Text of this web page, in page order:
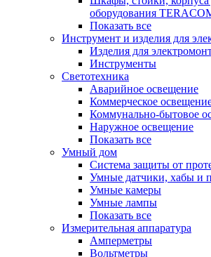
оборудования
Показать все
Инструмент и изделия для
Изделия для
Инструменты
Светотехника
Аварийное освещение
Коммерческое
Коммунально-бытовое
Наружное освещение
Показать все
Умный дом
Система защиты от
Умные датчики, хабы и
Умные камеры
Умные лампы
Показать все
Измерительная аппаратура
Амперметры
Вольтметры